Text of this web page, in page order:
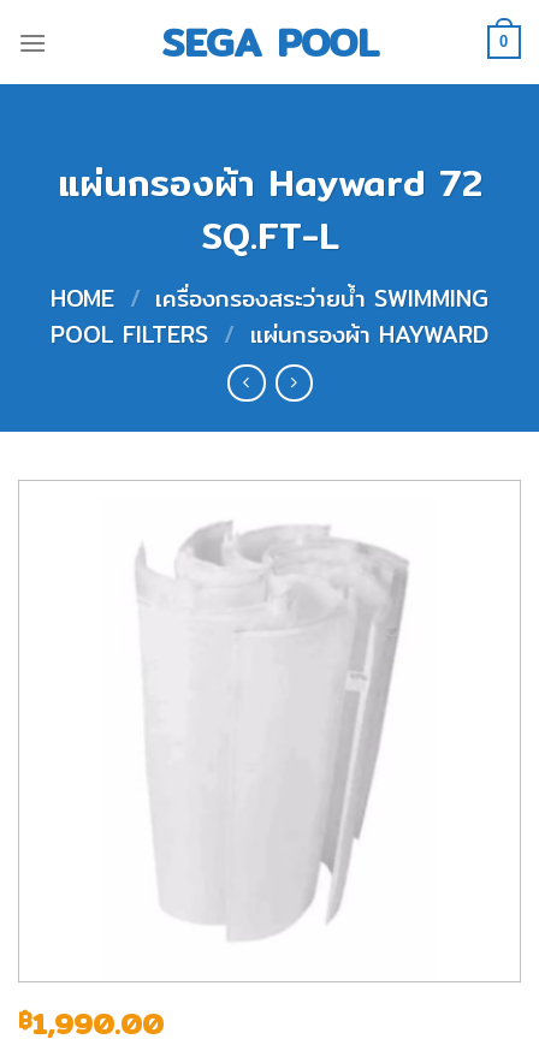
to
SEGA POOL 0
แผ่นกรองผ้า Hayward 72
SQ.FT-L
HOME / เครื่องกรองสระว่ายน้ำ SWIMMING
POOL FILTERS / แผ่นกรองผ้า HAYWARD
฿1,990.00